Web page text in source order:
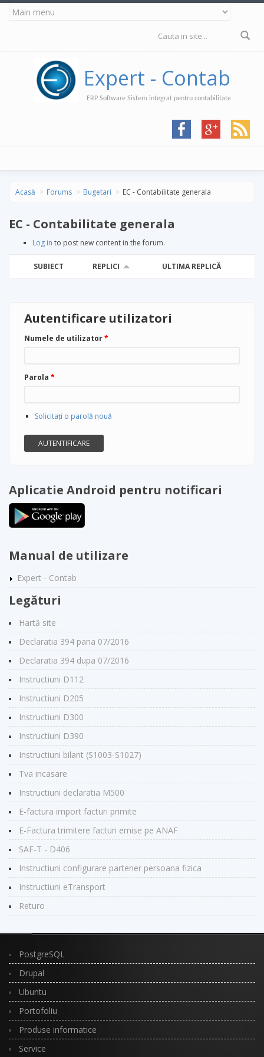
Mergi la conţinutul principal
Formular de
Expert - Contab
ERP Software Sistem integrat pentru contabilitate
Acasă Forums Bugetari EC - Contabilitate generala
EC - Contabilitate generala
Log in to post new content in the forum.
SUBIECT REPLICI ULTIMA REPLICĂ
Autentificare utilizatori
Numele de utilizator*
Parola *
Solicitaţi o parolă nouă
Aplicatie Android pentru notificari
Manual de utilizare
Expert - Contab
Legături
Hartă site
Declaratia 394 pana 07/2016
Declaratia 394 dupa 07/2016
Instructiuni D112
Instructiuni D205
Instructiuni D300
Instructiuni D390
Instructiuni bilant (S1003-S1027)
Tva incasare
Instructiuni declaratia M500
E-factura import facturi primite
E-Factura trimitere facturi emise pe ANAF
SAF-T - D406
Instructiuni configurare partener persoana fizica
Instructiuni eTransport
Returo
PostgreSQL
Drupal
Ubuntu
Portofoliu
Produse informatice
Service